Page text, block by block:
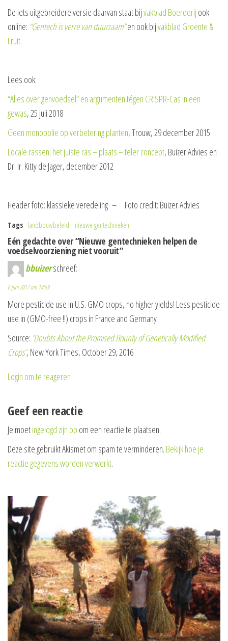
De iets uitgebreidere versie daarvan staat bijvakblad Boerderij ook
online: “Gentech is verre van duurzaam”en ook bijvakblad Groente &
Fruit.
Lees ook:
“Alles over genvoedsel” en argumenten tégen CRISPR-Cas in een
gewas, 25 juli 2018
Geen monopolie op verbetering planten, Trouw, 29 december 2015
Locale rassen; het juiste ras – plaats – teler concept, Buizer Advies en
Dr. Ir. Kitty de Jager, december 2012
Header foto: klassieke veredeling – Foto credit: Buizer Advies
Tags landbouwbeleid nieuwe gentechnieken
Eén gedachte over “Nieuwe gentechnieken helpen de
voedselvoorziening niet vooruit”
bbuizerschreef:
6 juni 2017 om 14:59
More pesticide use in U.S. GMO crops, no higher yields! Less pesticide
use in (GMO-free !!) crops in France and Germany
Source: ‘Doubts About the Promised Bounty of Genetically Modified
Crops’, New York Times, October 29, 2016
Login om te reageren
Geef een reactie
Je moetingelogd zijn op om een reactie te plaatsen.
Deze site gebruikt Akismet om spam te verminderen. Bekijk hoe je
reactie gegevens worden verwerkt.